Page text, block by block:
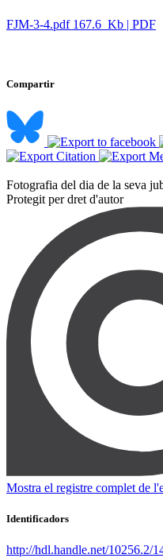
FJM-3-4.pdf 167.6 Kb | PDF
Compartir
Fotografia del dia de la seva
Protegit per dret d'autor
Mostra el registre complet de
Identificadors
http://hdl.handle.net/10256.2/